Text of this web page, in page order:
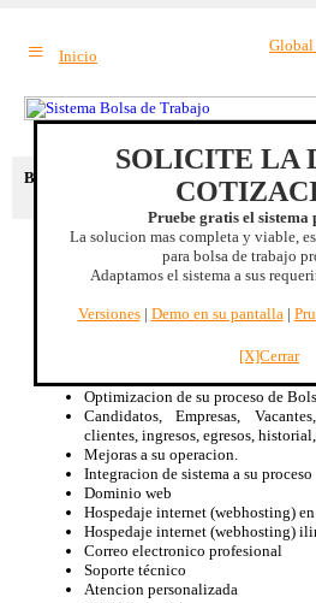
≡ Inicio
Global
SOLICITE LA
Pruebe gratis el sistema
La solucion mas completa y viable,
para bolsa de trabajo
Adaptamos el sistema a sus
Versiones| Demo en su pantalla|
[X]Cerrar
Beneficio extra
: Reduccion de costos
| Mas
Jalisco, MEXICO
Especificamente diseñado para
Renta mensual de licencia de uso
Optimizacion de su proceso de
Candidatos, Empresas,
clientes, ingresos, egresos,
Mejoras a su operacion.
Integracion de sistema a su proceso
Dominio web
Hospedaje internet (webhosting)
Hospedaje internet (webhosting)
Correo electronico profesional
Soporte técnico
Atencion personalizada